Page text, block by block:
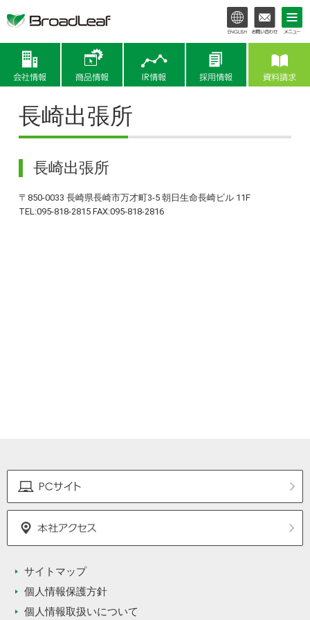
商品情報
長崎出張所
長崎出張所
〒850-0033 長崎県長崎市万才町3-5 朝日生命長崎ビル 11F
TEL:095-818-2815 FAX:095-818-2816
サイトマップ
個人情報保護方針
個人情報取扱いについて